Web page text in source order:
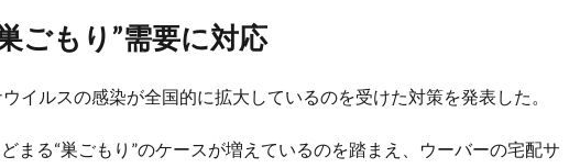
巣ごもり”需要に対応
イルスの感染が全国的に拡大しているのを受けた対策を発表した。
まる“巣ごもり”のケースが増えているのを踏まえ、ウーバーの宅配サ